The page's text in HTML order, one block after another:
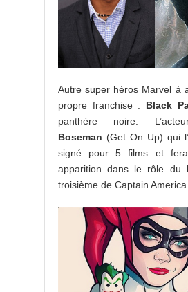
Autre super héros Marvel à
propre franchise : Black
panthère noire.
Boseman (Get On Up) qui
signé pour 5 films et
apparition dans le rôle du
troisième de Captain America